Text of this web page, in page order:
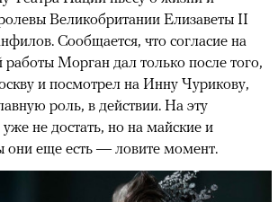
Великобритании Елизаветы II
Сообщается, что согласие на
работы Морган дал только после того,
и посмотрел на Инну Чурикову,
роль, в действии. На эту
не достать, но на майские и
они еще есть — ловите момент.